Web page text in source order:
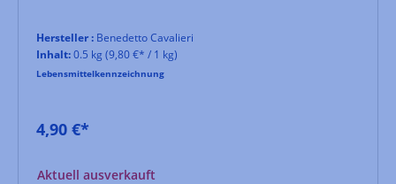
Hersteller : Benedetto Cavalieri
Inhalt:0.5 kg (9,80 €* / 1 kg)
Lebensmittelkennzeichnung
4,90 €*
Aktuell ausverkauft